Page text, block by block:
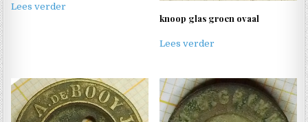
Lees verder
knoop glas groen ovaal
Lees verder